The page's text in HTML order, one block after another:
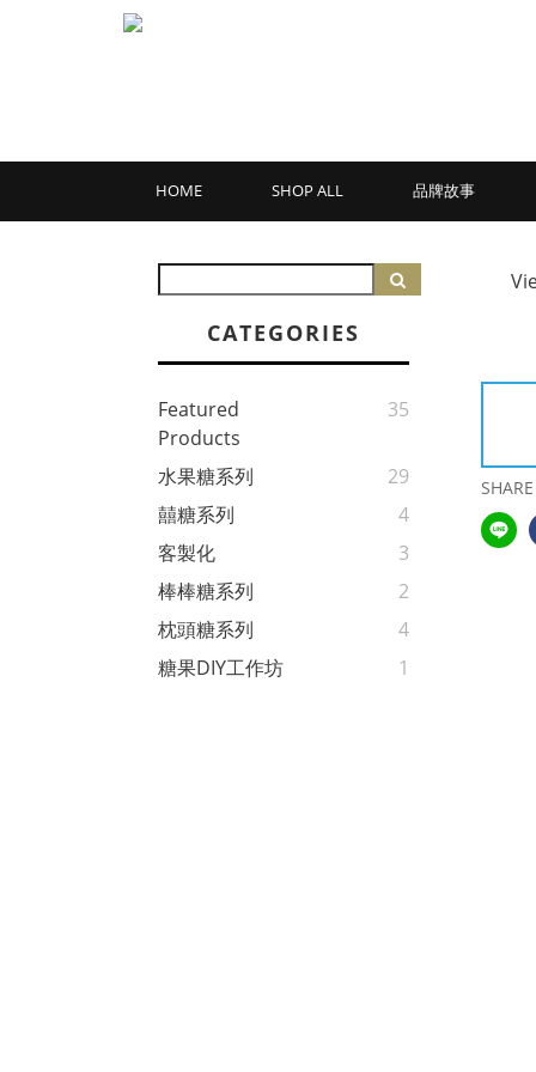
HOME SHOP ALL 品牌故事
CATEGORIES
Featured
Products
35
水果糖系列
29
囍糖系列
4
客製化
3
棒棒糖系列
2
枕頭糖系列
4
糖果DIY工作坊
1
SHARE